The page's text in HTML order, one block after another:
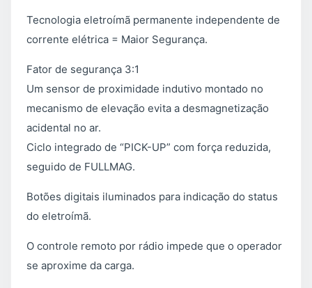
Tecnologia eletroímã permanente independente de
corrente elétrica = Maior Segurança.
Fator de segurança 3:1
Um sensor de proximidade indutivo montado no
mecanismo de elevação evita a desmagnetização
acidental no ar.
Ciclo integrado de “PICK-UP” com força reduzida,
seguido de FULLMAG.
Botões digitais iluminados para indicação do status
do eletroímã.
O controle remoto por rádio impede que o operador
se aproxime da carga.